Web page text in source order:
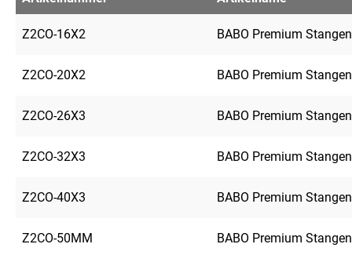
Z2CO-16X2 BABO Premium
Z2CO-20X2 BABO Premium
Z2CO-26X3 BABO Premium
Z2CO-32X3 BABO Premium
Z2CO-40X3 BABO Premium
Z2CO-50MM BABO Premium